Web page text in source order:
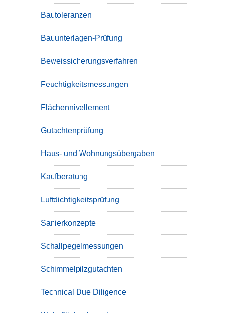
Bautoleranzen
Bauunterlagen-Prüfung
Beweissicherungsverfahren
Feuchtigkeitsmessungen
Flächennivellement
Gutachtenprüfung
Haus- und Wohnungsübergaben
Kaufberatung
Luftdichtigkeitsprüfung
Sanierkonzepte
Schallpegelmessungen
Schimmelpilzgutachten
Technical Due Diligence